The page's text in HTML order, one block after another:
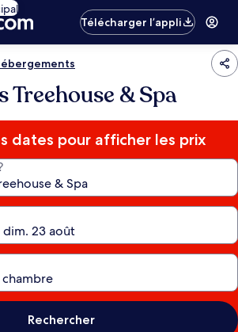
Télécharger l’appli
Treehouse & Spa
dates pour afficher les prix
Rechercher